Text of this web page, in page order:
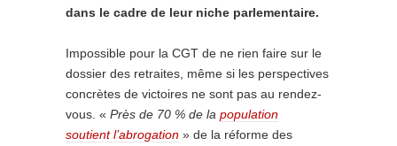
dans le cadre de leur niche parlementaire.
Impossible pour la CGT de ne rien faire sur le
dossier des retraites, même si les perspectives
concrètes de victoires ne sont pas au rendez-
vous. « Près de 70 % de la population
soutientl’abrogation » de la réforme des